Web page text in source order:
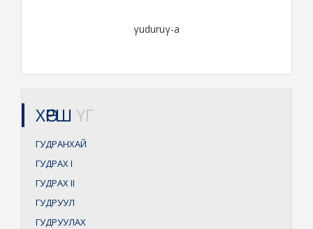
γuduruγ-a
ХӨРШ ҮГ
ГУДРАНХАЙ
ГУДРАХI
ГУДРАХII
ГУДРУУЛ
ГУДРУУЛАХ